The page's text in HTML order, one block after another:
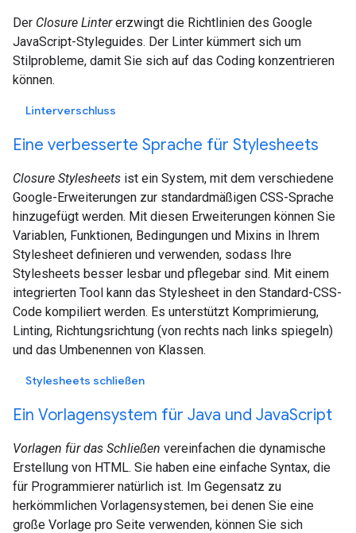
Der Closure Lintererzwingt die Richtlinien des Google
JavaScript-Styleguides. Der Linter kümmert sich um
Stilprobleme, damit Sie sich auf das Coding konzentrieren
können.
Linterverschluss
Eine verbesserte Sprache für Stylesheets
Closure Stylesheets ist ein System, mit dem verschiedene
Google-Erweiterungen zur standardmäßigen CSS-Sprache
hinzugefügt werden. Mit diesen Erweiterungen können Sie
Variablen, Funktionen, Bedingungen und Mixins in Ihrem
Stylesheet definieren und verwenden, sodass Ihre
Stylesheets besser lesbar und pflegebar sind. Mit einem
integrierten Tool kann das Stylesheet in den Standard-CSS-
Code kompiliert werden. Es unterstützt Komprimierung,
Linting, Richtungsrichtung (von rechts nach links spiegeln)
und das Umbenennen von Klassen.
Stylesheets schließen
Ein Vorlagensystem für Java und JavaScript
Vorlagen für das Schließen vereinfachen die dynamische
Erstellung von HTML. Sie haben eine einfache Syntax, die
für Programmierer natürlich ist. Im Gegensatz zu
herkömmlichen Vorlagensystemen, bei denen Sie eine
große Vorlage pro Seite verwenden, können Sie sich